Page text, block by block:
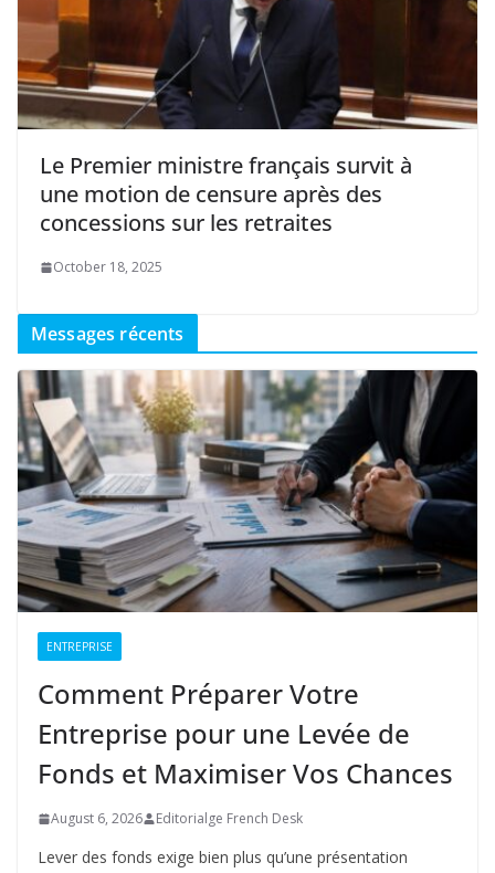
Le Premier ministre français survit à
une motion de censure après des
concessions sur les retraites
October 18, 2025
Messages récents
ENTREPRISE
Comment Préparer Votre
Entreprise pour une Levée de
Fonds et Maximiser Vos Chances
August 6, 2026 Editorialge French Desk
Lever des fonds exige bien plus qu’une présentation